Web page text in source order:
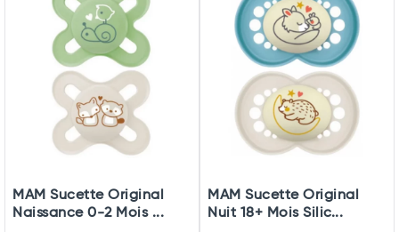
MAM Sucette Original
Naissance 0-2 Mois ...
MAM Sucette Original
Nuit 18+ Mois Silic...